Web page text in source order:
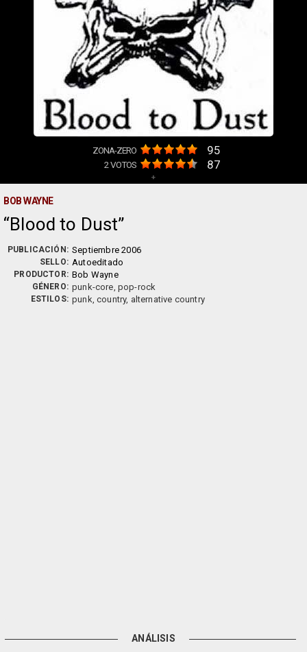
ZONA-ZERO 95
2VOTOS 87
+
BOB WAYNE
Blood to Dust
PUBLICACIÓN: Septiembre 2006
SELLO: Autoeditado
PRODUCTOR: Bob Wayne
GÉNERO: punk-core, pop-rock
ESTILOS: punk, country, alternative country
ANÁLISIS